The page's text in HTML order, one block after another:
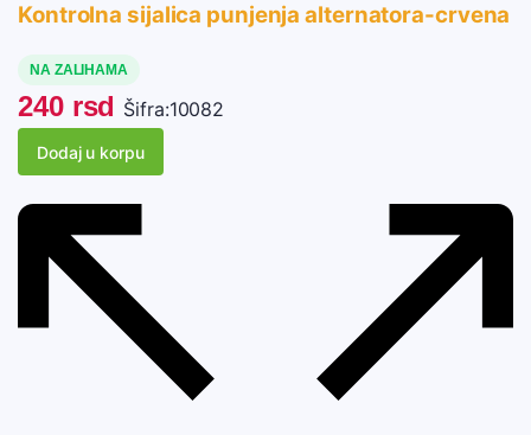
Kontrolna sijalica punjenja alternatora-crvena
NA ZALIHAMA
240 rsd Šifra:10082
Dodaj u korpu